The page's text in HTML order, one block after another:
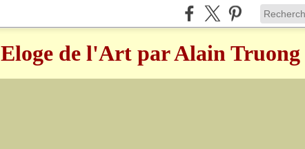
Eloge de l'Art par Alain Truong